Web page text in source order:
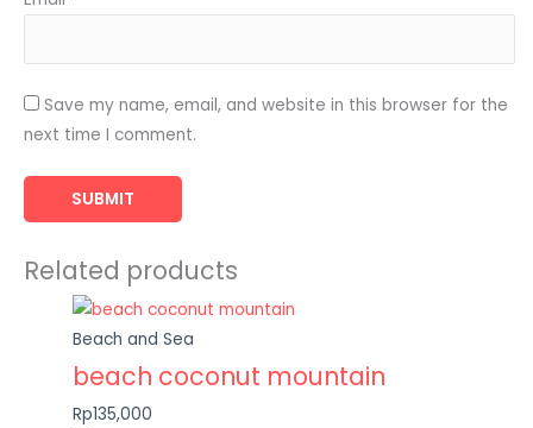
Save my name, email, and website in this browser for the
next time I comment.
Related products
Beach and Sea
beach coconut mountain
Rp135,000